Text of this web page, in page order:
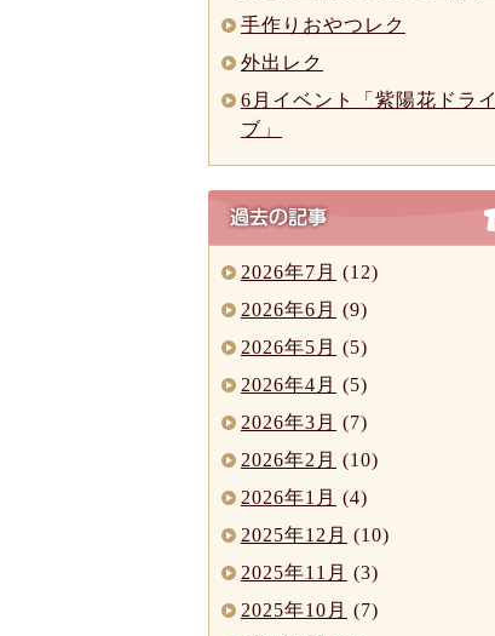
手作りおやつレク
外出レク
6月イベント「紫陽花ドライ
ブ」
2026年7月 (12)
2026年6月 (9)
2026年5月 (5)
2026年4月 (5)
2026年3月 (7)
2026年2月 (10)
2026年1月 (4)
2025年12月 (10)
2025年11月 (3)
2025年10月 (7)